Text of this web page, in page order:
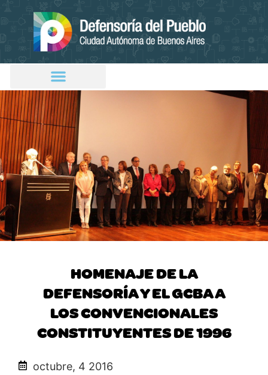
HOMENAJE DE LA
DEFENSORÍA Y EL GCBA A
LOS CONVENCIONALES
CONSTITUYENTES DE 1996
octubre, 4 2016